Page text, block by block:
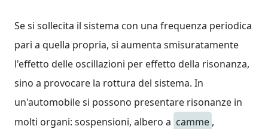
Se si sollecita il sistema con una frequenza periodica
pari a quella propria, si aumenta smisuratamente
l'effetto delle oscillazioni per effetto della risonanza,
sino a provocare la rottura del sistema. In
un'automobile si possono presentare risonanze in
molti organi: sospensioni, albero a camme ,